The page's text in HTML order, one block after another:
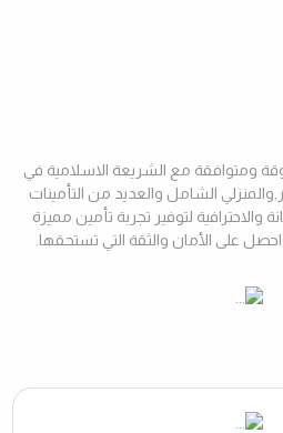
ومتوافقة مع الشريعة الاسلامية في
الشامل والعديد من التأمينات
والاحترافية لتوفير تجربة تأمين مميزة
واحصل على الأمان والثقة التي تستحقها.